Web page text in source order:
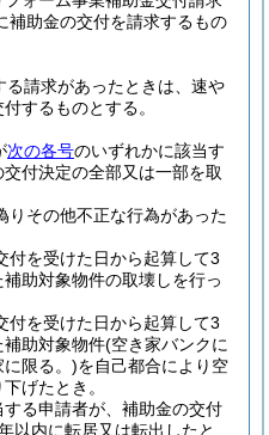
補助金の交付を請求するもの
る請求があったときは、速や
するものとする。
次の各号のいずれかに該当す
付決定の全部又は一部を取
りその他不正な行為があった
付を受けた日から起算して3
助対象物件の取壊しを行っ
付を受けた日から起算して3
助対象物件(空き家バンクに
限る。)を自己都合により空
げたとき。
する申請者が、補助金の交付
以内に転居又は転出したと